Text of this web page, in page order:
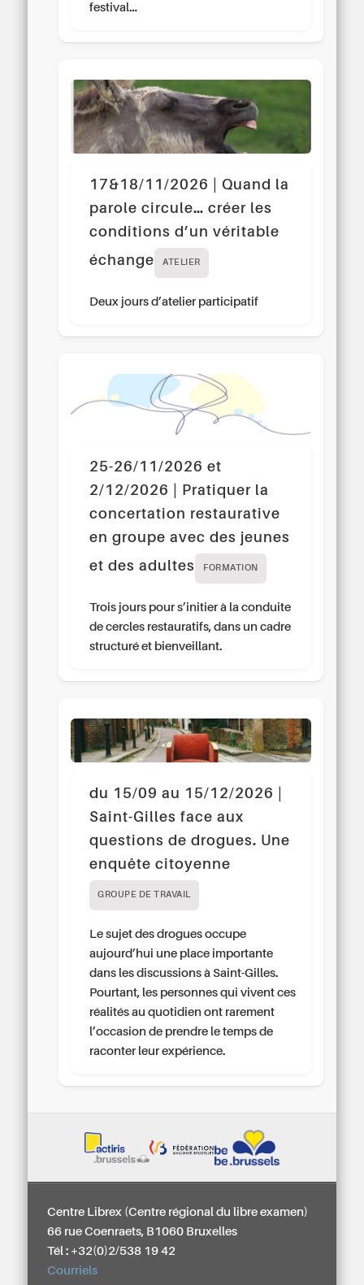
festival…
17&18/11/2026 | Quand la
parole circule… créer les
conditions d’un véritable
échange
ATELIER
Deux jours d’atelier participatif
25-26/11/2026 et
2/12/2026 | Pratiquer la
concertation restaurative
en groupe avec des jeunes
et des adultes
FORMATION
Trois jours pour s’initier à la conduite
de cercles restauratifs, dans un cadre
structuré et bienveillant.
du 15/09 au 15/12/2026 |
Saint-Gilles face aux
questions de drogues. Une
enquête citoyenne
GROUPE DE TRAVAIL
Le sujet des drogues occupe
aujourd’hui une place importante
dans les discussions à Saint-Gilles.
Pourtant, les personnes qui vivent ces
réalités au quotidien ont rarement
l’occasion de prendre le temps de
raconter leur expérience.
Centre Librex (Centre régional du libre examen)
66 rue Coenraets, B1060 Bruxelles
Tél : +32(0)2/538 19 42
Courriels